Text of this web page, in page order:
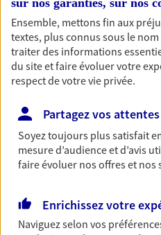
Préparez sereinement ce
votre vie avec les
notre nouvelle solution
Retraite) spécialement
Découvrir l'offre Retraite
Multirisque
unique pour protéger vos
équipements et stocks…
Ensemble, mettons fin aux
textes, plus connus sous le nom
traiter des informations
du site et faire évoluer votre
respect de votre vie privée.
Partagez vos attentes
Soyez toujours plus satisfait
mesure d’audience et d’avis
faire évoluer nos offres et nos
Enrichissez votre
Naviguez selon vos